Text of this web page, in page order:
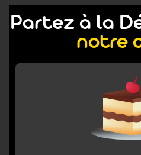
Partez à la
notre